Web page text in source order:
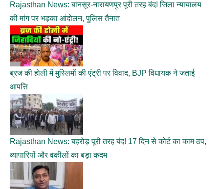
Rajasthan News: बानसूर-नारायणपुर पूरी तरह बंद! जिला न्यायालय
की मांग पर भड़का आंदोलन, पुलिस तैनात
ब्रज की होली में मुस्लिमों की एंट्री पर विवाद, BJP विधायक ने जताई
आपत्ति
Rajasthan News: बहरोड़ पूरी तरह बंद! 17 दिन से कोर्ट का काम ठप,
व्यापारियों और वकीलों का बड़ा कदम